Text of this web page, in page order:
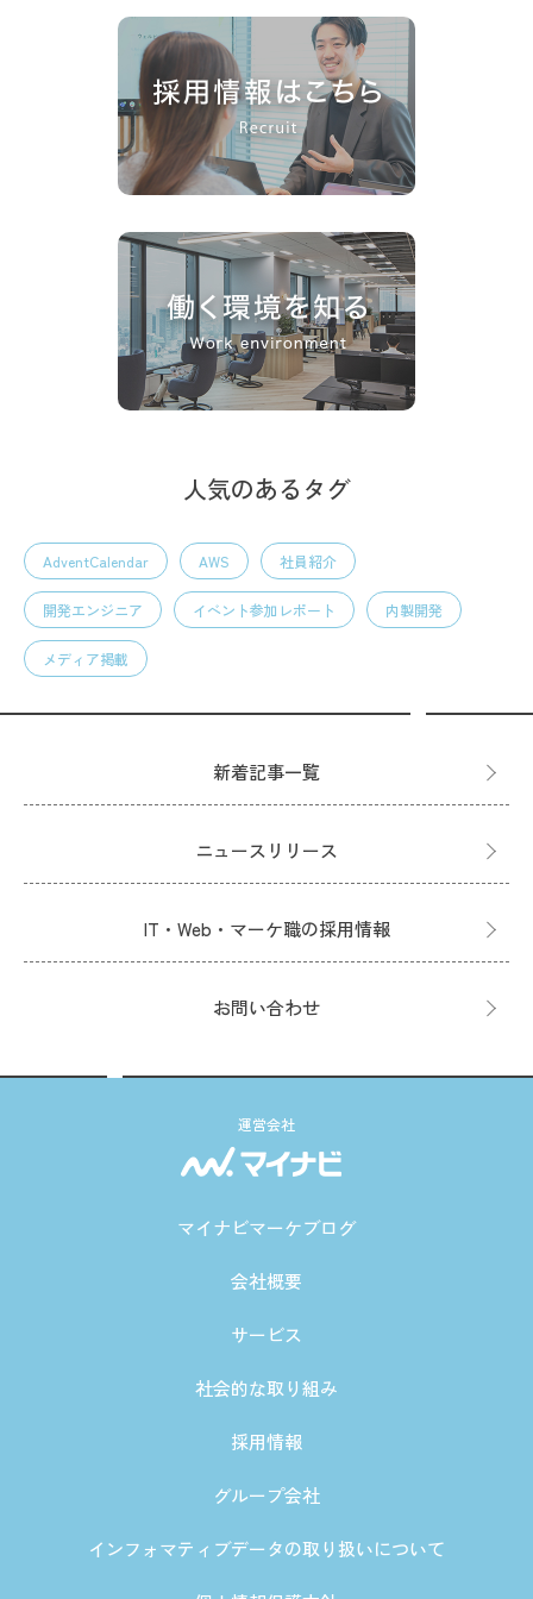
人気のあるタグ
AdventCalendar AWS 社員紹介
開発エンジニア イベント参加レポート 内製開発
メディア掲載
新着記事一覧
ニュースリリース
IT・Web・マーケ職の採用情報
お問い合わせ
運営会社
マイナビマーケブログ
会社概要
サービス
社会的な取り組み
採用情報
グループ会社
インフォマティブデータの取り扱いについて